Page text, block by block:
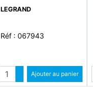
LEGRAND
Réf : 067943
Quantité
Augmenter quantité
Diminuer quantité
Ajouter au panier